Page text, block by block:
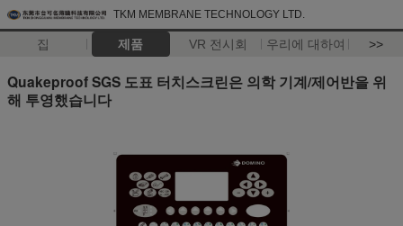
TKM MEMBRANE TECHNOLOGY LTD.
집 제품 VR 전시회 우리에 대하여 >>
Quakeproof SGS 도표 터치스크린은 의학 기계/제어반을 위
해 투영했습니다